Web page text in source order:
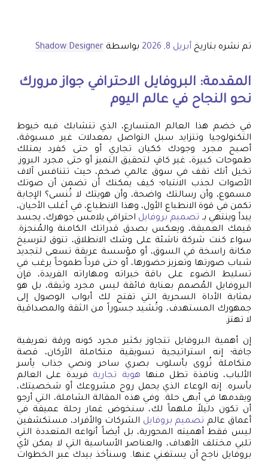
تم نشره بتاريخ أبريل 8, 2026 بواسطة Shadow Designer
المقدمة: البروفايل الاحترافي جواز مرورك
نحو النجاح في عالم اليوم
في خضم هذا العالم المتسارع، الذي تتشابك فيه خيوط
التكنولوجيا وتتزايد سبل التواصل بمعدلات غير مسبوقة،
أصبح مجرد وجودك ككيان تجاري أو حتى كفرد يمتلك
طموحات كبيرة، غير كافٍ لتحقيق التميز أو حتى مجرد البروز.
تخيل أنك تقف في سوق عالمي ضخم، حيث تتنافس آلاف
الأصوات لجذب الانتباه؛ كيف يمكنك أن تضمن أن صوتك
مسموع، وأن رسالتك واضحة، وأن هويتك لا تُنسى؟ الإجابة
تكمن في قوة الانطباع الأول، وهذا الانطباع، في أغلب الأحيان،
يبدأ وينتهي بـ تصميم بروفايل احترافي يلامس جوهرك، يجسد
قيمك العميقة، ويعكس بصدق قدراتك الكامنة والمُنجزة.
سواء كنت شركة ناشئة على وشك الانطلاق، تتوق لترسيخ
مكانة راسخة في السوق، أو مؤسسة عريقة تسعى لتجديد
شباب صورتها وتعزيز حضورها، أو حتى فرداً طموحاً يرغب في
تسليط الضوء على باقة خبراته ومهاراته الفريدة، فإن
البروفايل المُصمم بعناية فائقة ليس مجرد وثيقة، بل هو
بمثابة الأداة السحرية التي تفتح لك أبواب الوصول إلى
جمهورك المستهدف، وتُشيد جسوراً من الثقة والمصداقية
لا تهتز.
إن أهمية البروفايل تتجاوز بكثير مجرد كونه ورقة تعريفية
جافة؛ إنه استراتيجية تسويقية متكاملة الأركان، قصة
متكاملة تُروى بأسلوب بصري ساحر ونصي جذاب يأسر
الألباب، ونافذة تطل منها هوية تجارية فريدة على العالم
بأسره. إنه الوعاء الذي يحمل روح مشروعك أو شخصيتك،
ويقدمها في أبهى حلة. وفي هذه المقالة الشاملة، التي أرجو
أن تكون دليلاً ملهماً لك، سنخوض غمار رحلة عميقة في
أعماق عالم تصميم بروفايل الشركات والأفراد، مستكشفين
ليس فقط أهميته المحورية، بل أيضاً أنواعه المتعددة التي
تلبي مختلف الأهداف، والعناصر الأساسية التي لا يمكن لأي
بروفايل ناجح أن يستغني عنها. وسنأخذ بيدك عبر الخطوات